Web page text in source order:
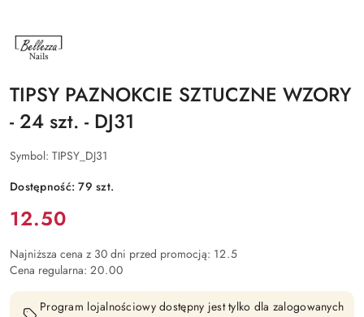
NAZWA
PRODUCENTA:
BELLEZZA
TIPSY PAZNOKCIE SZTUCZNE WZORY
- 24 szt. - DJ31
Symbol: TIPSY_DJ31
Dostępność:79szt.
Cena:
12.50
Najniższa cena z 30 dni przed promocją: 12.5
Cena regularna: 20.00
Program lojalnościowy dostępny jest tylko dla zalogowanych